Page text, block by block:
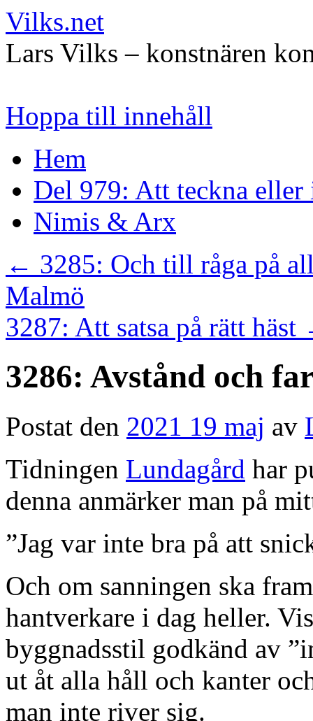
Vilks.net
Lars Vilks – konstnären
Hoppa till innehåll
Hem
Del 979: Att teckna eller
Nimis & Arx
← 3285: Och till råga på
Malmö
3287: Att satsa på rätt häst
3286: Avstånd och
Postat den 2021 19 maj av
Tidningen Lundagård har
denna anmärker man på
”Jag var inte bra på att
Och om sanningen ska
hantverkare i dag heller.
byggnadsstil godkänd av
ut åt alla håll och kanter
man inte river sig.